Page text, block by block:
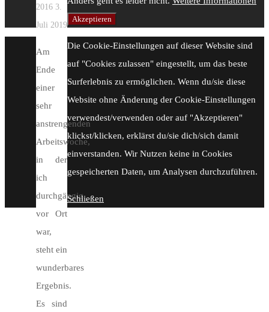
2016 3.
Juli 2019
Am
Ende
einer
sehr
anstrengenden
Arbeitswoche,
in der
ich
durchgängig
vor Ort
war,
steht ein
wunderbares
Ergebnis.
Es sind
Akzeptieren
Die Cookie-Einstellungen auf dieser Website sind
auf "Cookies zulassen" eingestellt, um das beste
Surferlebnis zu ermöglichen. Wenn du/sie diese
Website ohne Änderung der Cookie-Einstellungen
verwendest/verwenden oder auf "Akzeptieren"
klickst/klicken, erklärst du/sie dich/sich damit
einverstanden. Wir Nutzen keine in Cookies
gespeicherten Daten, um Analysen durchzuführen.
Schließen